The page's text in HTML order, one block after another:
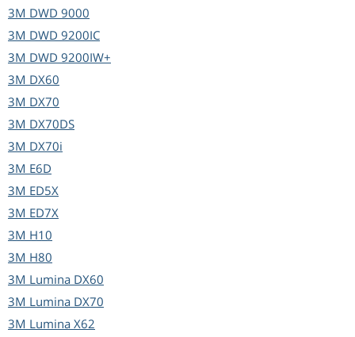
3M DWD 9000
3M DWD 9200IC
3M DWD 9200IW+
3M DX60
3M DX70
3M DX70DS
3M DX70i
3M E6D
3M ED5X
3M ED7X
3M H10
3M H80
3M Lumina DX60
3M Lumina DX70
3M Lumina X62